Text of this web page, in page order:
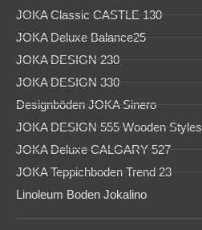
JOKA Classic CASTLE 130
JOKA Deluxe Balance25
JOKA DESIGN 230
JOKA DESIGN 330
Designböden JOKA Sinero
JOKA DESIGN 555 Wooden Styles
JOKA Deluxe CALGARY 527
JOKA Teppichboden Trend 23
Linoleum Boden Jokalino